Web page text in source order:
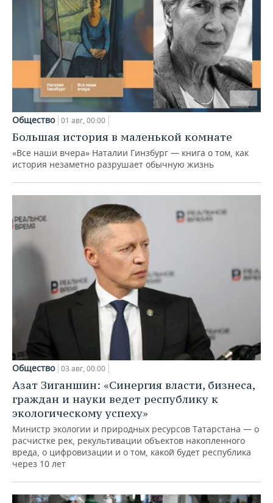
Общество 01 авг, 00:00
Большая история в маленькой комнате
«Все наши вчера» Наталии Гинзбург — книга о том, как
история незаметно разрушает обычную жизнь
Общество 03 авг, 00:00
Азат Зиганшин: «Синергия власти, бизнеса,
граждан и науки ведет республику к
экологическому успеху»
Министр экологии и природных ресурсов Татарстана — о
расчистке рек, рекультивации объектов накопленного
вреда, о цифровизации и о том, какой будет республика
через 10 лет